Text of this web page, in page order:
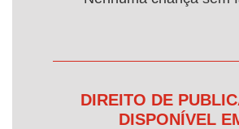
DIREITO DE
DISPONÍVEL